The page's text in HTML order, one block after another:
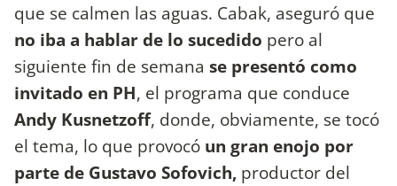
que se calmen las aguas. Cabak, aseguró que
no iba a hablar de lo sucedido pero al
siguiente fin de semana se presentó como
invitado en PH, el programa que conduce
Andy Kusnetzoff, donde, obviamente, se tocó
el tema, lo que provocó un gran enojo por
parte de Gustavo Sofovich, productor del